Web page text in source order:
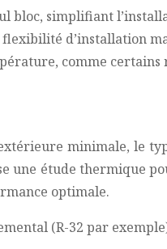
bloc, simplifiant
d’installation
comme
minimale, le
une étude thermique
optimale.
(R-32 par